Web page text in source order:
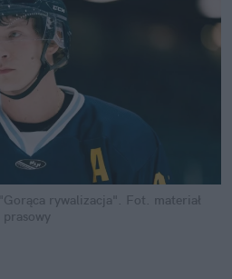
rywalizacja".
Fot. materiał
prasowy